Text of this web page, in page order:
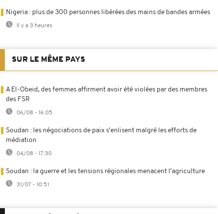
Nigeria : plus de 300 personnes libérées des mains de bandes armées
Il y a 3 heures
SUR LE MÊME PAYS
A El-Obeid, des femmes affirment avoir été violées par des membres
des FSR
06/08 - 16:05
Soudan : les négociations de paix s'enlisent malgré les efforts de
médiation
04/08 - 17:30
Soudan : la guerre et les tensions régionales menacent l'agriculture
31/07 - 10:51